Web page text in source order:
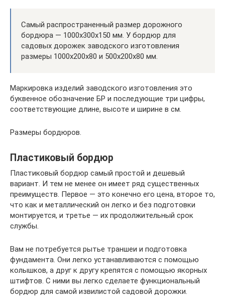
Самый распространенный размер дорожного
бордюра — 1000x300x150 мм. У бордюр для
садовых дорожек заводского изготовления
размеры 1000x200x80 и 500x200x80 мм.
Маркировка изделий заводского изготовления это
буквенное обозначение БР и последующие три цифры,
соответствующие длине, высоте и ширине в см.
Размеры бордюров.
Пластиковый бордюр
Пластиковый бордюр самый простой и дешевый
вариант. И тем не менее он имеет ряд существенных
преимуществ. Первое — это конечно его цена, второе то,
что как и металлический он легко и без подготовки
монтируется, и третье — их продолжительный срок
службы.
Вам не потребуется рытье траншеи и подготовка
фундамента. Они легко устанавливаются с помощью
колышков, а друг к другу крепятся с помощью якорных
штифтов. С ними вы легко сделаете функциональный
бордюр для самой извилистой садовой дорожки.